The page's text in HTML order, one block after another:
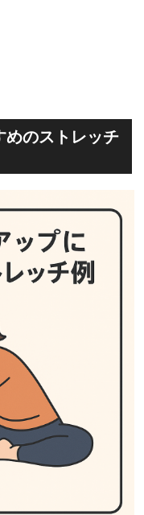
めのストレッチ